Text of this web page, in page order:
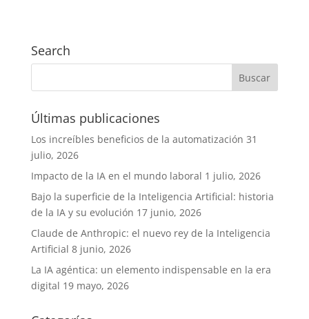
Search
Últimas publicaciones
Los increíbles beneficios de la automatización 31
julio, 2026
Impacto de la IA en el mundo laboral 1 julio, 2026
Bajo la superficie de la Inteligencia Artificial: historia
de la IA y su evolución 17 junio, 2026
Claude de Anthropic: el nuevo rey de la Inteligencia
Artificial 8 junio, 2026
La IA agéntica: un elemento indispensable en la era
digital 19 mayo, 2026